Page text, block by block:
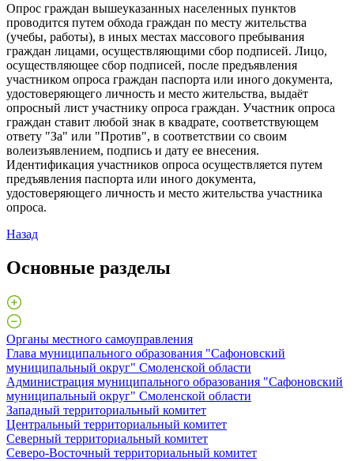
Опрос граждан вышеуказанных населенных пунктов
проводится путем обхода граждан по месту жительства
(учебы, работы), в иных местах массового пребывания
граждан лицами, осуществляющими сбор подписей. Лицо,
осуществляющее сбор подписей, после предъявления
участником опроса граждан паспорта или иного документа,
удостоверяющего личность и место жительства, выдаёт
опросный лист участнику опроса граждан. Участник опроса
граждан ставит любой знак в квадрате, соответствующем
ответу "За" или "Против", в соответствии со своим
волеизъявлением, подпись и дату ее внесения.
Идентификация участников опроса осуществляется путем
предъявления паспорта или иного документа,
удостоверяющего личность и место жительства участника
опроса.
Назад
Основные разделы
Органы местного самоуправления
Глава муниципального образования "Сафоновский
муниципальный округ" Смоленской области
Администрация муниципального образования "Сафоновский
муниципальный округ" Смоленской области
Западный территориальный комитет
Центральный территориальный комитет
Северный территориальный комитет
Северо-Восточный территориальный комитет